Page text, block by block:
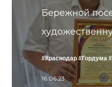
Бережной
#Краснодар #Гордума
16.06.23